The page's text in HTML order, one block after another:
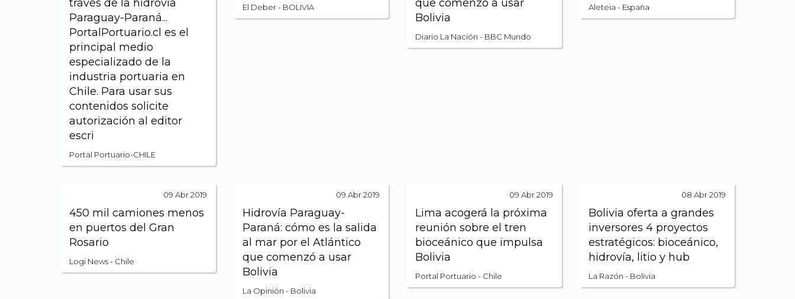
través de la hidrovía
Paraguay-Paraná...
PortalPortuario.cl es el
principal medio
especializado de la
industria portuaria en
Chile. Para usar sus
contenidos solicite
autorización al editor
escri
Portal Portuario-CHILE
El Deber - BOLIVIA
que comenzó a usar
Bolivia
Diario La Nación - BBC Mundo
Aleteia - España
09 Abr 2019
450 mil camiones menos
en puertos del Gran
Rosario
Logi News - Chile
09 Abr 2019
Hidrovía Paraguay-
Paraná: cómo es la salida
al mar por el Atlántico
que comenzó a usar
Bolivia
La Opinión - Bolivia
09 Abr 2019
Lima acogerá la próxima
reunión sobre el tren
bioceánico que impulsa
Bolivia
Portal Portuario - Chile
08 Abr 2019
Bolivia oferta a grandes
inversores 4 proyectos
estratégicos: bioceánico,
hidrovía, litio y hub
La Razón - Bolivia